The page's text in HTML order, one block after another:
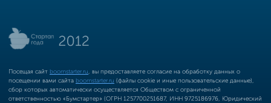
Посещая сайт boomstarter.ru , вы предоставляете согласие на обработку данных о
посещении вами сайта boomstarter.ru (файлы cookie и иные пользовательские данные),
сбор которых автоматически осуществляется Обществом с ограниченной
ответственностью «Бумстартер» (ОГРН 1257700251687, ИНН 9725186976, Юридический